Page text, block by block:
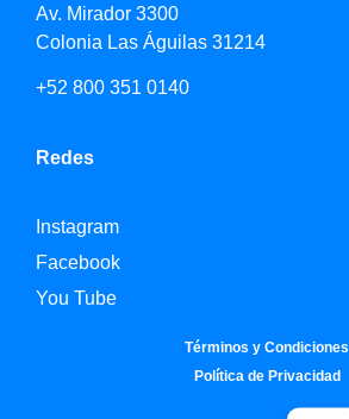
Av. Mirador 3300
Colonia Las Águilas 31214
+52 800 351 0140
Redes
Instagram
Facebook
You Tube
Términos y Condiciones
Política de Privacidad